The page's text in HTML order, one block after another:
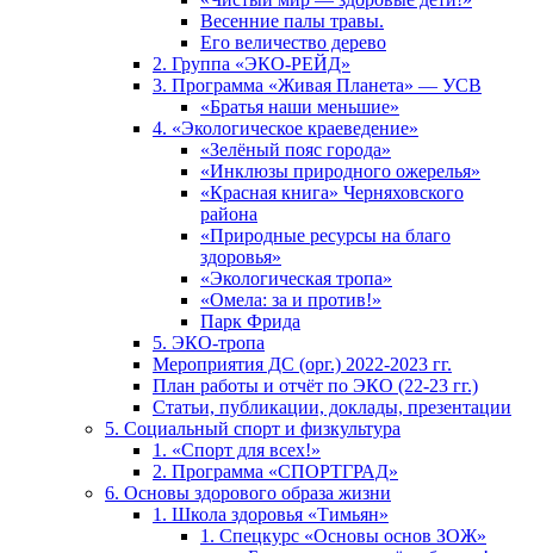
Весенние палы травы.
Его величество дерево
2. Группа «ЭКО-РЕЙД»
3. Программа «Живая Планета» — УСВ
«Братья наши меньшие»
4. «Экологическое краеведение»
«Зелёный пояс города»
«Инклюзы природного ожерелья»
«Красная книга» Черняховского
района
«Природные ресурсы на благо
здоровья»
«Экологическая тропа»
«Омела: за и против!»
Парк Фрида
5. ЭКО-тропа
Мероприятия ДС (орг.) 2022-2023 гг.
План работы и отчёт по ЭКО (22-23 гг.)
Статьи, публикации, доклады, презентации
5. Социальный спорт и физкультура
1. «Спорт для всех!»
2. Программа «СПОРТГРАД»
6. Основы здорового образа жизни
1. Школа здоровья «Тимьян»
1. Спецкурс «Основы основ ЗОЖ»